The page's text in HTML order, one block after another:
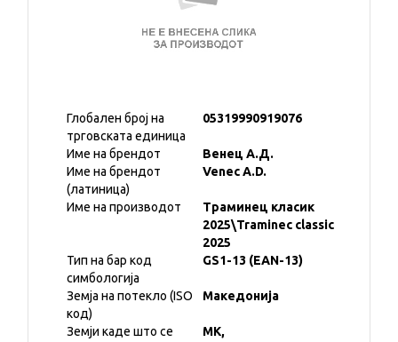
Глобален број на
трговската единица
05319990919076
Име на брендот
Венец А.Д.
Име на брендот
(латиница)
Venec A.D.
Име на производот
Траминец класик
2025\Traminec classic
2025
Тип на бар код
симбологија
GS1-13 (EAN-13)
Земја на потекло (ISO
код)
Македонија
Земји каде што се
MK,